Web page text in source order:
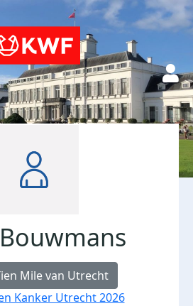
Mile van Utrecht
Kanker Utrecht 2026